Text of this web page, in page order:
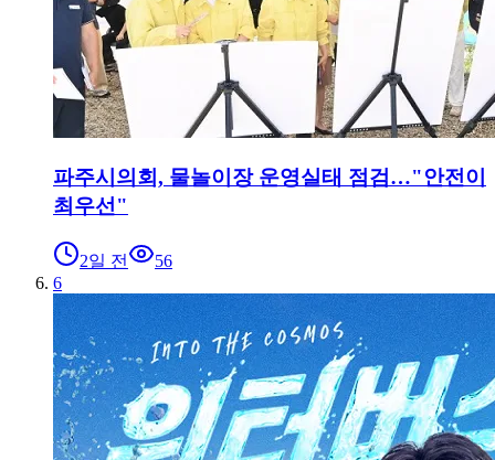
파주시의회, 물놀이장 운영실태 점검…"안전이
최우선"
2일 전
56
6